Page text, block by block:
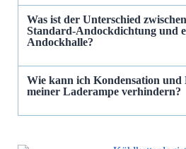
Was ist der Unterschied
Standard-Andockdichtung und
Andockhalle?
Wie kann ich Kondensation und
meiner Laderampe verhindern?